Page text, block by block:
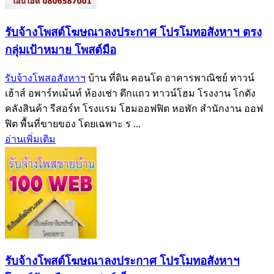
รับจ้างโพสต์โฆษณาลงประกาศ โปรโมทอสังหาฯ ตรง
กลุ่มเป้าหมาย โพสต์มือ
รับจ้างโพสอสังหาฯ บ้าน ที่ดิน คอนโด อาคารพาณิชย์ ทาวน์
เฮ้าส์ อพาร์ทเม้นท์ ห้องเช่า ตึกแถว ทาวน์โฮม โรงงาน โกดัง
คลังสินค้า รีสอร์ท โรงแรม โฮมออฟฟิต หอพัก สำนักงาน ออฟ
ฟิต พื้นที่ขายของ โดยเฉพาะ ร ...
อ่านเพิ่มเติม
รับจ้างโพสต์โฆษณาลงประกาศ โปรโมทอสังหาฯ